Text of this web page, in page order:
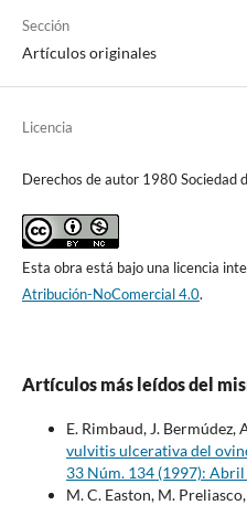
Sección
Artículos originales
Licencia
Derechos de autor 1980 Sociedad
Esta obra está bajo una licencia
Atribución-NoComercial 4.0.
Artículos más leídos del
E. Rimbaud, J. Bermúdez,
vulvitis ulcerativa del
33 Núm. 134 (1997):
M. C. Easton, M.